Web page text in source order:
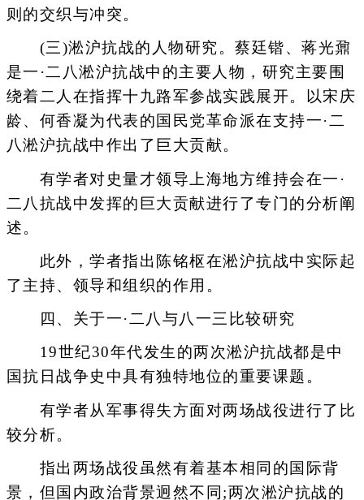
则的交织与冲突。
(三)淞沪抗战的人物研究。蔡廷锴、蒋光鼐
是一·二八淞沪抗战中的主要人物，研究主要围
绕着二人在指挥十九路军参战实践展开。以宋庆
龄、何香凝为代表的国民党革命派在支持一·二
八淞沪抗战中作出了巨大贡献。
有学者对史量才领导上海地方维持会在一·
二八抗战中发挥的巨大贡献进行了专门的分析阐
述。
此外，学者指出陈铭枢在淞沪抗战中实际起
了主持、领导和组织的作用。
四、关于一·二八与八一三比较研究
19世纪30年代发生的两次淞沪抗战都是中
国抗日战争史中具有独特地位的重要课题。
有学者从军事得失方面对两场战役进行了比
较分析。
指出两场战役虽然有着基本相同的国际背
景，但国内政治背景迥然不同;两次淞沪抗战的